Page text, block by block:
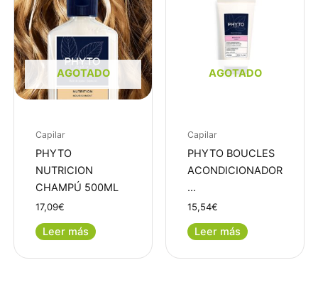
AGOTADO
Capilar
PHYTO
NUTRICION
CHAMPÚ 500ML
17,09€
Leer más
AGOTADO
Capilar
PHYTO BOUCLES
ACONDICIONADOR
…
15,54€
Leer más